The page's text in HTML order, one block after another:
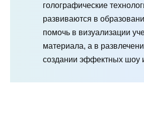
голографические
развиваются в
помочь в визуализации
материала, а в
создании эффектных шоу